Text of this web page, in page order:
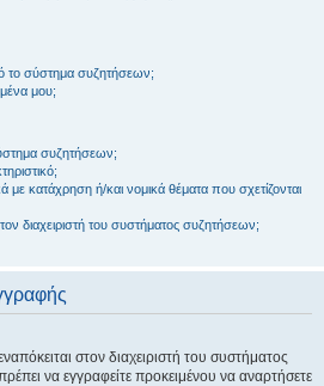
το σύστημα συζητήσεων;
μου;
συζητήσεων;
κατάχρηση ή/και νομικά θέματα που σχετίζονται
διαχειριστή του συστήματος συζητήσεων;
στον διαχειριστή του συστήματος
να εγγραφείτε προκειμένου να αναρτήσετε